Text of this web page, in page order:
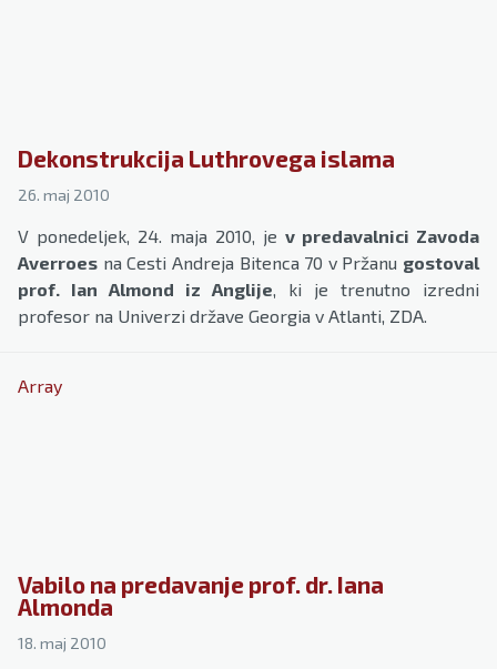
Dekonstrukcija Luthrovega islama
26. maj 2010
V ponedeljek, 24. maja 2010, je v predavalnici Zavoda
Averroes na Cesti Andreja Bitenca 70 v Pržanu gostoval
prof. Ian Almond iz Anglije, ki je trenutno izredni
profesor na Univerzi države Georgia v Atlanti, ZDA.
Array
Vabilo na predavanje prof. dr. Iana
Almonda
18. maj 2010